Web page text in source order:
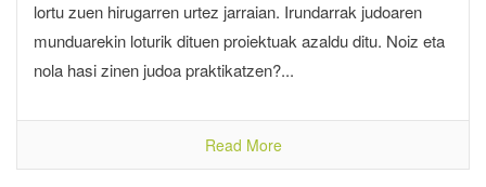
lortu zuen hirugarren urtez jarraian. Irundarrak judoaren
munduarekin loturik dituen proiektuak azaldu ditu. Noiz eta
nola hasi zinen judoa praktikatzen?...
Read More